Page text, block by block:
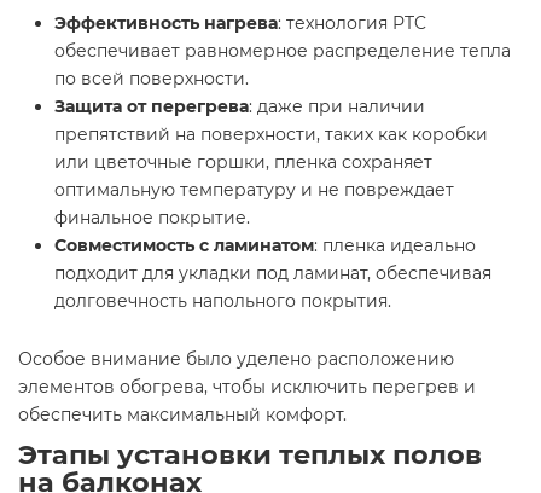
Эффективность нагрева: технология PTC
обеспечивает равномерное распределение тепла
по всей поверхности.
Защита от перегрева: даже при наличии
препятствий на поверхности, таких как коробки
или цветочные горшки, пленка сохраняет
оптимальную температуру и не повреждает
финальное покрытие.
Совместимость с ламинатом: пленка идеально
подходит для укладки под ламинат, обеспечивая
долговечность напольного покрытия.
Особое внимание было уделено расположению
элементов обогрева, чтобы исключить перегрев и
обеспечить максимальный комфорт.
Этапы установки теплых полов
на балконах